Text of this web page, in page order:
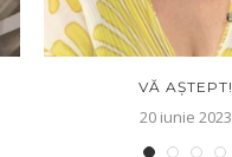
VĂ AȘTEPT!
20 iunie 2023